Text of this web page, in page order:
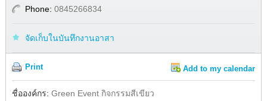
Phone: 0845266834
จัดเก็บในบันทึกงานอาสา
Print Add to my calendar
ชื่อองค์กร: Green Event กิจกรรมสีเขียว